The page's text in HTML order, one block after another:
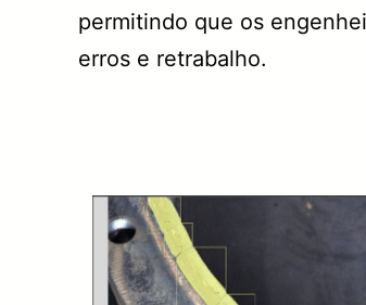
permitindo que os
erros e retrabalho.